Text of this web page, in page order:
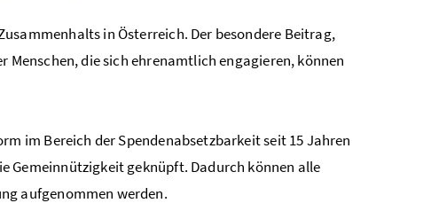
in Österreich. Der besondere Beitrag,
Menschen, die sich ehrenamtlich engagieren, können
im Bereich der Spendenabsetzbarkeit seit 15 Jahren
Gemeinnützigkeit geknüpft. Dadurch können alle
aufgenommen werden.